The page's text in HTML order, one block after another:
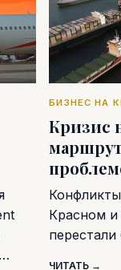
БИЗНЕС НА
Кризис
Красном
ЧИТАТЬ →